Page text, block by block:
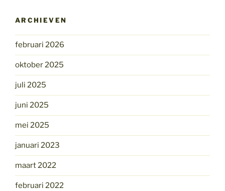
ARCHIEVEN
februari 2026
oktober 2025
juli 2025
juni 2025
mei 2025
januari 2023
maart 2022
februari 2022